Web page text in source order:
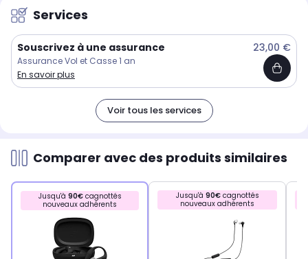
Services
Souscrivez à une assurance 23,00 €
Assurance Vol et Casse 1 an
En savoir plus
Voir tous les services
Comparer avec des produits similaires
Jusqu'à 90€cagnottés
nouveaux adhérents
Jusqu'à 90€cagnottés
nouveaux adhérents